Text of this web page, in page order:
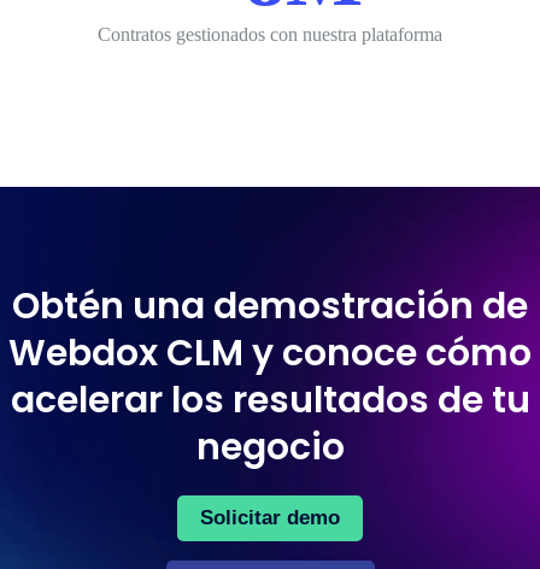
Contratos gestionados con nuestra plataforma
Obtén una demostración de
Webdox CLM y conoce cómo
acelerar los resultados de tu
negocio
Solicitar demo